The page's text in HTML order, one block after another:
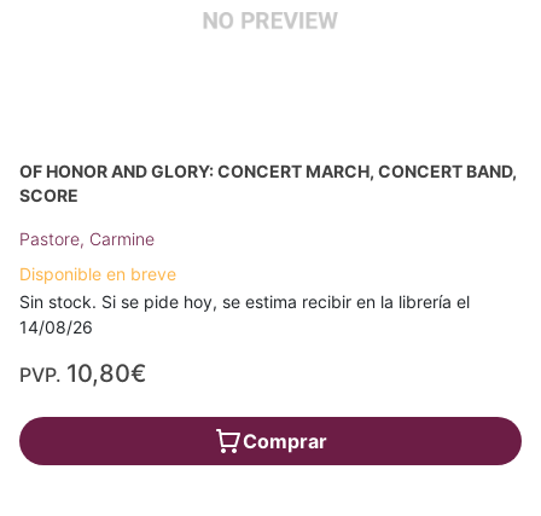
OF HONOR AND GLORY: CONCERT MARCH, CONCERT BAND,
SCORE
Pastore, Carmine
Disponible en breve
Sin stock. Si se pide hoy, se estima recibir en la librería el
14/08/26
PVP. 10,80€
Comprar